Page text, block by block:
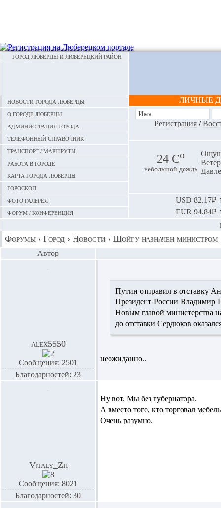
ГОРОД ЛЮБЕРЦЫ И ЛЮБЕРЕЦКИЙ РАЙОН
Новости города Люберцы
О городе Люберцы
Администрация города
Телефонный справочник
Транспорт / маршруты
Работа в городе
Карта города Люберцы
Гороскоп
Фото галерея
Форум / конференция
ЛИЧНЫЕ
Регистрация/
24 Сo
небольшой дождь
USD 82.17₽
EUR 94.84₽
Форумы › Город › Новости › Шойгу назначен министром
Автор
alex5550
Сообщения: 2501
Благодарностей: 23
Путин отправил в отставку
Президент России Владимир
Новым главой министерства
до отставки Сердюков
неожиданно..
Vitaly_Zh
Сообщения: 8021
Благодарностей: 30
Ну вот. Мы без губернатора.
А вместо того, кто торговал
Очень разумно.